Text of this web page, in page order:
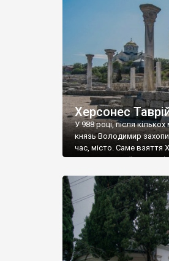
візантійської доби.
культурної спадщини
Офіційно – на виставку
влада в Україні
Херсонес
У 988 році, після
князь Володимир
час, місто. Саме
диктувати свої умови
Херсонесі Володимир-
християнином. А потім
Херсонесу